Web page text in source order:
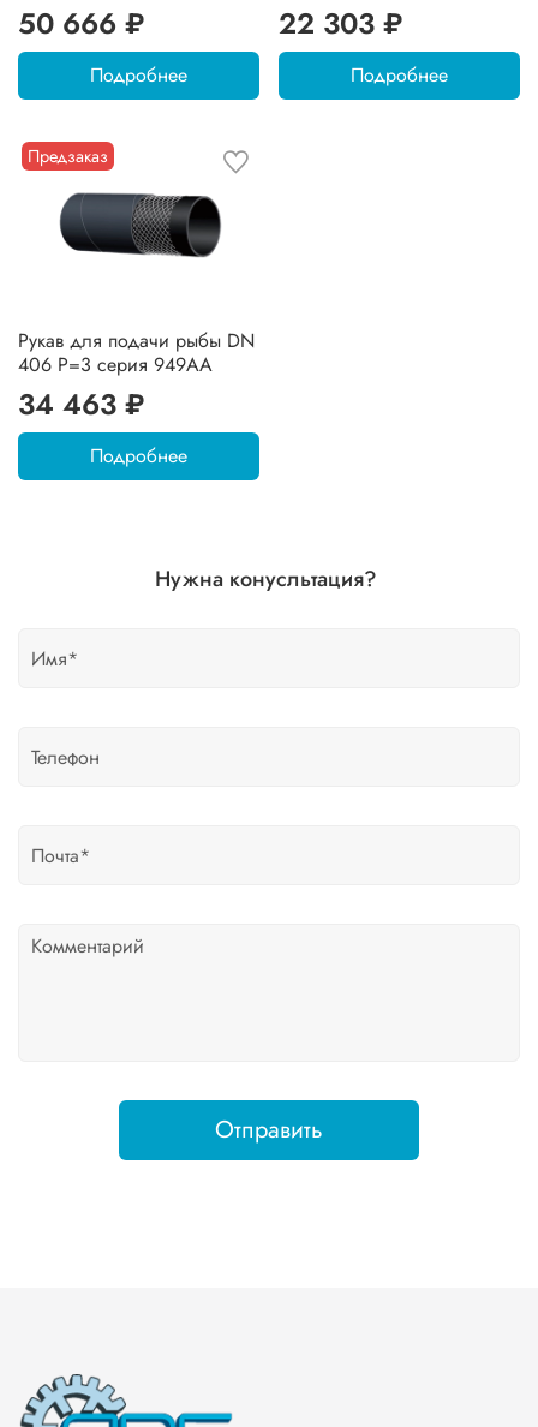
50 666 ₽
Подробнее
22 303 ₽
Подробнее
Предзаказ
Рукав для подачи рыбы DN
406 P=3 серия 949AA
34 463 ₽
Подробнее
Нужна конусльтация?
Отправить